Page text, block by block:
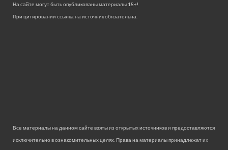
На сайте могут быть опубликованы материалы 18+!
При цитировании ссылка на источник обязательна.
Все материалы на данном сайте взяты из открытых источников и предоставляются
исключительно в ознакомительных целях. Права на материалы принадлежат их